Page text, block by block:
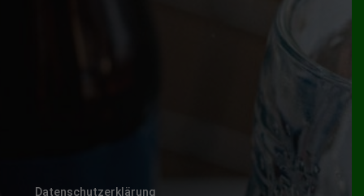
Datenschutzerklärung